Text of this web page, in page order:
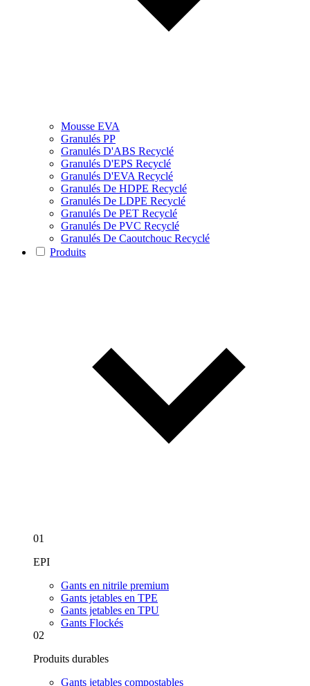
Mousse EVA
Granulés PP
Granulés D'ABS Recyclé
Granulés D'EPS Recyclé
Granulés D'EVA Recyclé
Granulés De HDPE Recyclé
Granulés De LDPE Recyclé
Granulés De PET Recyclé
Granulés De PVC Recyclé
Granulés De Caoutchouc Recyclé
Produits
01
EPI
Gants en nitrile premium
Gants jetables en TPE
Gants jetables en TPU
Gants Flockés
02
Produits durables
Gants jetables compostables